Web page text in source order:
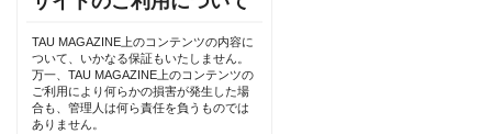
TAU MAGAZINE上のコンテンツの内容に
ついて、いかなる保証もいたしません。
万一、TAU MAGAZINE上のコンテンツの
ご利用により何らかの損害が発生した場
合も、管理人は何ら責任を負うものでは
ありません。